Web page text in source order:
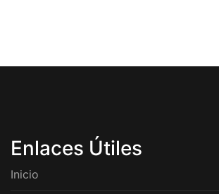
Enlaces Útiles
Inicio